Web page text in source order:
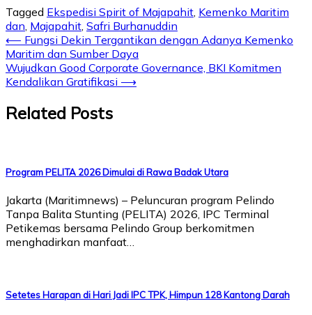
Tagged Ekspedisi Spirit of Majapahit Kemenko Maritim
dan Majapahit Safri Burhanuddin
Post
navigation
⟵ Fungsi Dekin Tergantikan dengan Adanya Kemenko
Maritim dan Sumber Daya
Wujudkan Good Corporate Governance, BKI Komitmen
Kendalikan Gratifikasi ⟶
Related Posts
Program PELITA 2026 Dimulai di Rawa Badak Utara
Jakarta (Maritimnews) – Peluncuran program Pelindo
Tanpa Balita Stunting (PELITA) 2026, IPC Terminal
Petikemas bersama Pelindo Group berkomitmen
menghadirkan manfaat…
Setetes Harapan di Hari Jadi IPC TPK, Himpun 128 Kantong Darah